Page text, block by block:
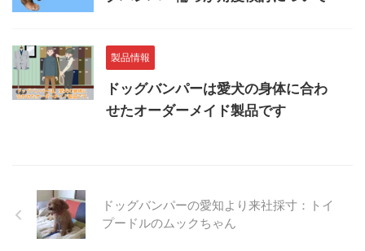
製品情報
ドッグバンパーは愛犬の身体に合わ
せたオーダーメイド製品です
ドッグバンパーの愛知より来社採寸：トイ
プードルのムックちゃん